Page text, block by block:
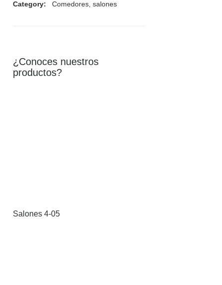
Category: Comedores, salones
¿Conoces nuestros
productos?
Salones 4-05